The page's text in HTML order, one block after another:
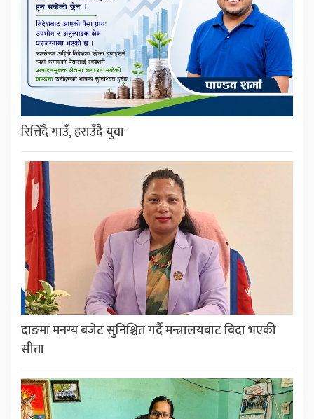
रित्तिँदै गाउँ, हराउँदै युवा
दाङमा मनग्य बजेट सुनिश्चित गर्दै मन्त्रालयबाट बिदा भएकी
सीता